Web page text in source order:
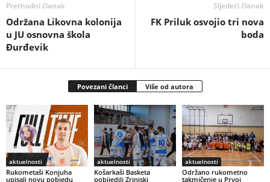
Prethodni članak
Održana Likovna kolonija
u JU osnovna škola
Đurđevik
Sljedeći članak
FK Priluk osvojio tri nova
boda
Povezani članci Više od autora
aktuelnosti
Rukometaši Konjuha
upisali novu pobjedu
aktuelnosti
Košarkaši Basketa
pobijedili Zrinjski
aktuelnosti
Održano rukometno
takmičenje u Prvoj